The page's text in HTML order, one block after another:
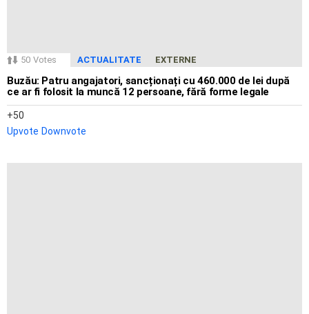
50 Votes ACTUALITATE EXTERNE
Buzău: Patru angajatori, sancționați cu 460.000 de lei după
ce ar fi folosit la muncă 12 persoane, fără forme legale
50
Upvote Downvote